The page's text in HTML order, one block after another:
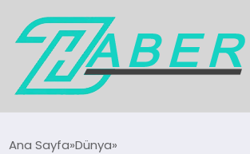
Ana Sayfa Dünya